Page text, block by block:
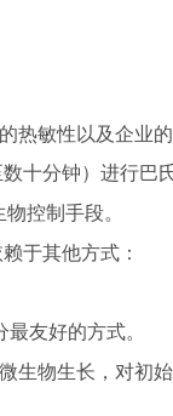
敏性以及企业的
十分钟）进行巴
控制手段。
于其他方式：
友好的方式。
生物生长，对初始